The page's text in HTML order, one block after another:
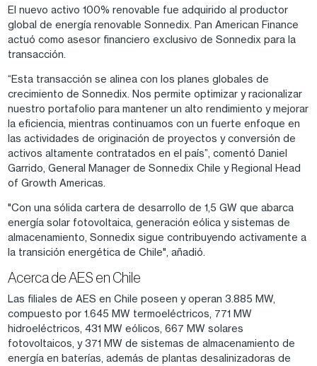
El nuevo activo 100% renovable fue adquirido al productor
global de energía renovable Sonnedix. Pan American Finance
actuó como asesor ﬁnanciero exclusivo de Sonnedix para la
transacción.
“Esta transacción se alinea con los planes globales de
crecimiento de Sonnedix. Nos permite optimizar y racionalizar
nuestro portafolio para mantener un alto rendimiento y mejorar
la eﬁciencia, mientras continuamos con un fuerte enfoque en
las actividades de originación de proyectos y conversión de
activos altamente contratados en el país”, comentó Daniel
Garrido, General Manager de Sonnedix Chile y Regional Head
of Growth Americas.
"Con una sólida cartera de desarrollo de 1,5 GW que abarca
energía solar fotovoltaica, generación eólica y sistemas de
almacenamiento, Sonnedix sigue contribuyendo activamente a
la transición energética de Chile", añadió.
Acerca de AES en Chile
Las ﬁliales de AES en Chile poseen y operan 3.885 MW,
compuesto por 1.645 MW termoeléctricos, 771 MW
hidroeléctricos, 431 MW eólicos, 667 MW solares
fotovoltaicos, y 371 MW de sistemas de almacenamiento de
energía en baterías, además de plantas desalinizadoras de